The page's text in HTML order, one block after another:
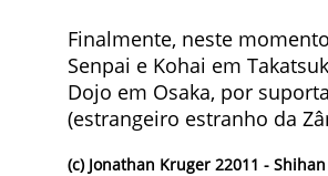
Finalmente, neste
Senpai e Kohai em
Dojo em Osaka, por
(estrangeiro estranho da
(c) Jonathan Kruger 22011 -